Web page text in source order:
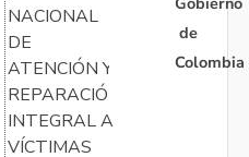
NACIONAL
DE
ATENCIÓN Y
REPARACIÓN
INTEGRAL A
VÍCTIMAS
de
Colombia